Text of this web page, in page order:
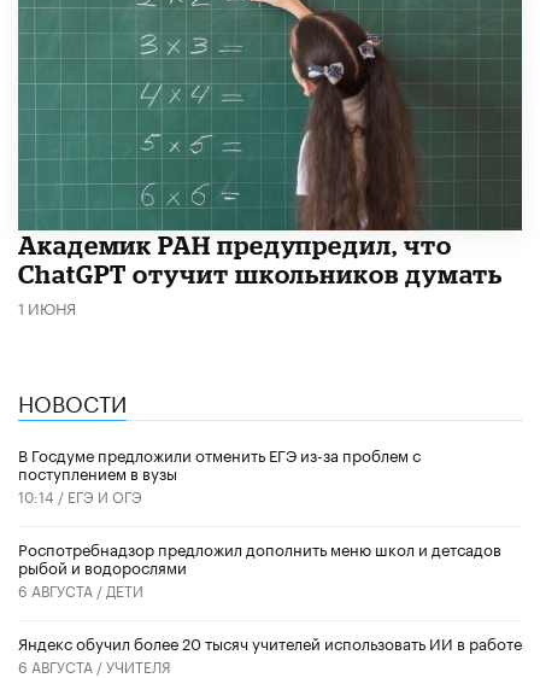
Академик РАН предупредил, что
ChatGPT отучит школьников думать
1 ИЮНЯ
НОВОСТИ
В Госдуме предложили отменить ЕГЭ из-за проблем с
поступлением в вузы
10:14 / ЕГЭ И ОГЭ
Роспотребнадзор предложил дополнить меню школ и детсадов
рыбой и водорослями
6 АВГУСТА / ДЕТИ
​Яндекс обучил более 20 тысяч учителей использовать ИИ в работе
6 АВГУСТА /УЧИТЕЛЯ